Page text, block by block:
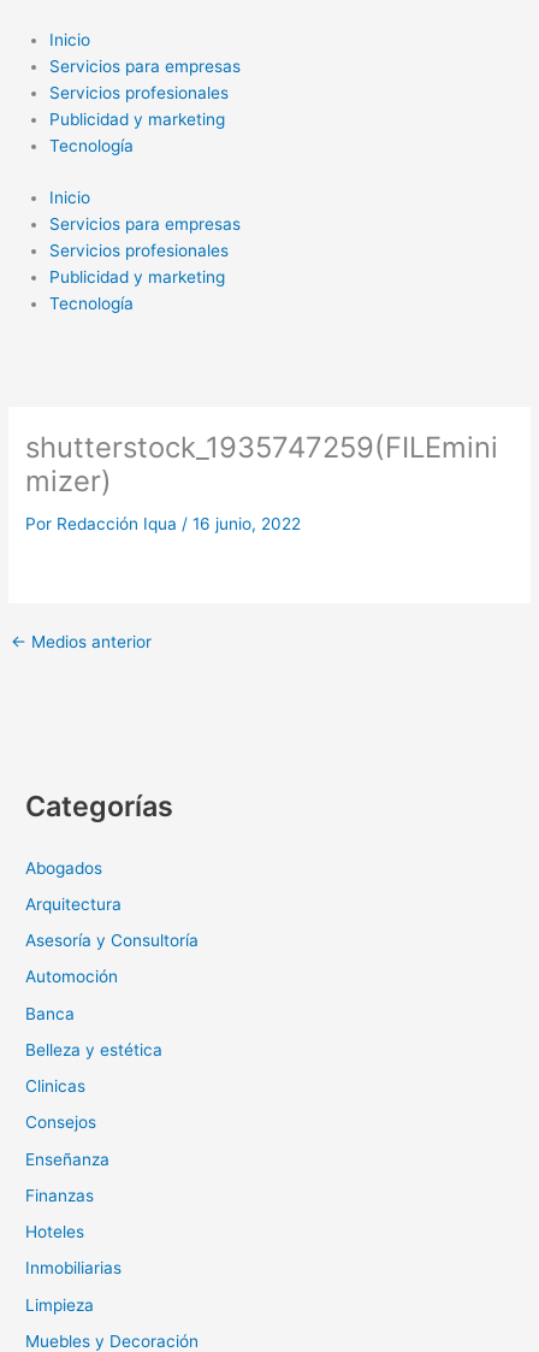
contenido
Inicio
Servicios para empresas
Servicios profesionales
Publicidad y marketing
Tecnología
Inicio
Servicios para empresas
Servicios profesionales
Publicidad y marketing
Tecnología
shutterstock_1935747259(FILEmini
mizer)
Por Redacción Iqua /16 junio, 2022
← Medios anterior
Categorías
Abogados
Arquitectura
Asesoría y Consultoría
Automoción
Banca
Belleza y estética
Clinicas
Consejos
Enseñanza
Finanzas
Hoteles
Inmobiliarias
Limpieza
Muebles y Decoración